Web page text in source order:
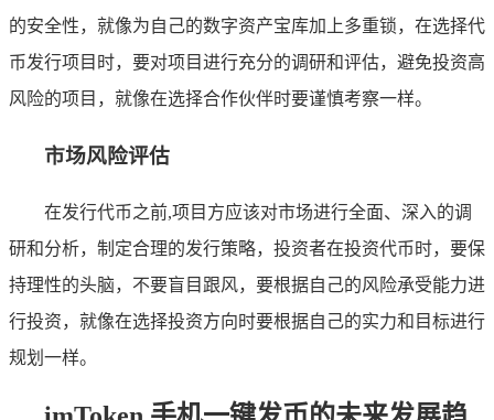
的安全性，就像为自己的数字资产宝库加上多重锁，在选择代
币发行项目时，要对项目进行充分的调研和评估，避免投资高
风险的项目，就像在选择合作伙伴时要谨慎考察一样。
市场风险评估
在发行代币之前,项目方应该对市场进行全面、深入的调
研和分析，制定合理的发行策略，投资者在投资代币时，要保
持理性的头脑，不要盲目跟风，要根据自己的风险承受能力进
行投资，就像在选择投资方向时要根据自己的实力和目标进行
规划一样。